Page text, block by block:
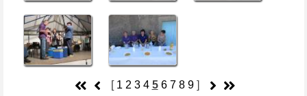
[ 1 2 3 4 5 6 7 8 9]